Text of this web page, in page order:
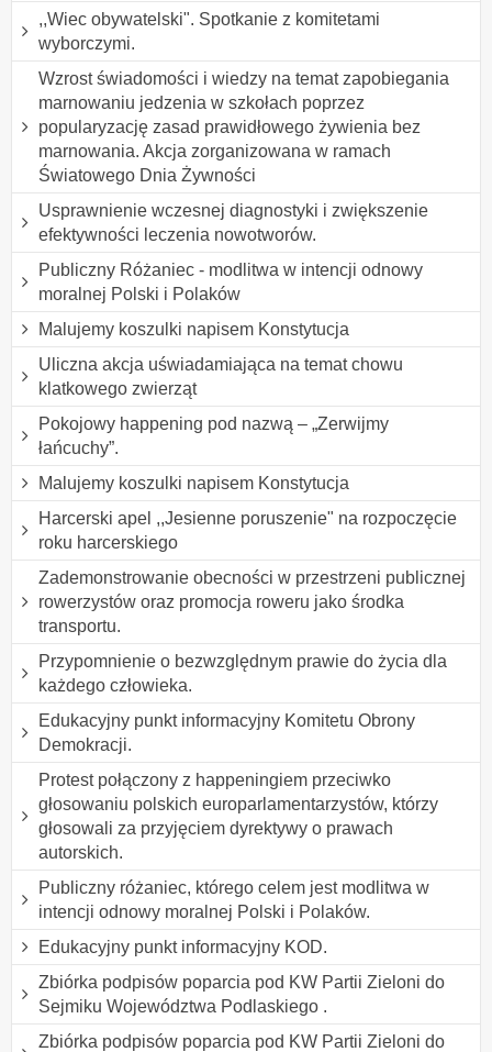
,,Wiec obywatelski". Spotkanie z komitetami
wyborczymi.
Wzrost świadomości i wiedzy na temat zapobiegania
marnowaniu jedzenia w szkołach poprzez
popularyzację zasad prawidłowego żywienia bez
marnowania. Akcja zorganizowana w ramach
Światowego Dnia Żywności
Usprawnienie wczesnej diagnostyki i zwiększenie
efektywności leczenia nowotworów.
Publiczny Różaniec - modlitwa w intencji odnowy
moralnej Polski i Polaków
Malujemy koszulki napisem Konstytucja
Uliczna akcja uświadamiająca na temat chowu
klatkowego zwierząt
Pokojowy happening pod nazwą – „Zerwijmy
łańcuchy”.
Malujemy koszulki napisem Konstytucja
Harcerski apel ,,Jesienne poruszenie" na rozpoczęcie
roku harcerskiego
Zademonstrowanie obecności w przestrzeni publicznej
rowerzystów oraz promocja roweru jako środka
transportu.
Przypomnienie o bezwzględnym prawie do życia dla
każdego człowieka.
Edukacyjny punkt informacyjny Komitetu Obrony
Demokracji.
Protest połączony z happeningiem przeciwko
głosowaniu polskich europarlamentarzystów, którzy
głosowali za przyjęciem dyrektywy o prawach
autorskich.
Publiczny różaniec, którego celem jest modlitwa w
intencji odnowy moralnej Polski i Polaków.
Edukacyjny punkt informacyjny KOD.
Zbiórka podpisów poparcia pod KW Partii Zieloni do
Sejmiku Województwa Podlaskiego .
Zbiórka podpisów poparcia pod KW Partii Zieloni do